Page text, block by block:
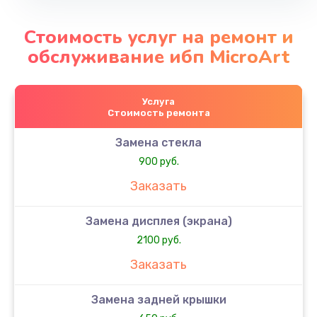
Стоимость услуг на ремонт и
обслуживание ибп MicroArt
Услуга
Стоимость ремонта
Замена стекла
900 руб.
Заказать
Замена дисплея (экрана)
2100 руб.
Заказать
Замена задней крышки